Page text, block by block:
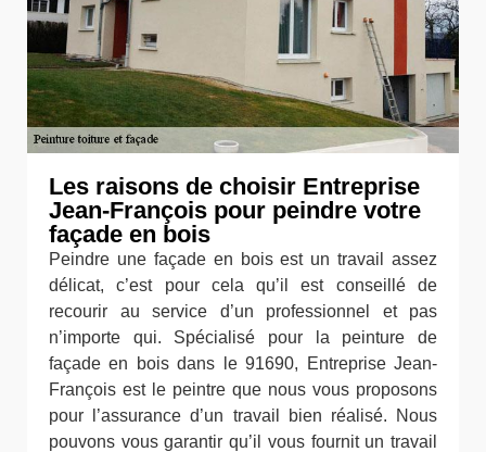
Les raisons de choisir Entreprise
Jean-François pour peindre votre
façade en bois
Peindre une façade en bois est un travail assez
délicat, c’est pour cela qu’il est conseillé de
recourir au service d’un professionnel et pas
n’importe qui. Spécialisé pour la peinture de
façade en bois dans le 91690, Entreprise Jean-
François est le peintre que nous vous proposons
pour l’assurance d’un travail bien réalisé. Nous
pouvons vous garantir qu’il vous fournit un travail